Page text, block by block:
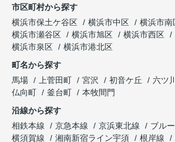
市区町村から探す
横浜市保土ケ谷区
横浜市中区 横浜市南
横浜市瀬谷区
横浜市旭区 横浜市西区
横浜市泉区
横浜市港北区
町名から探す
馬場
上菅田町 宮沢 初音ケ丘 六ツ川
仏向町
釜台町
本牧間門
沿線から探す
相鉄本線
京急本線 京浜東北線
ブル
横須賀線
湘南新宿ライン宇須 根岸線